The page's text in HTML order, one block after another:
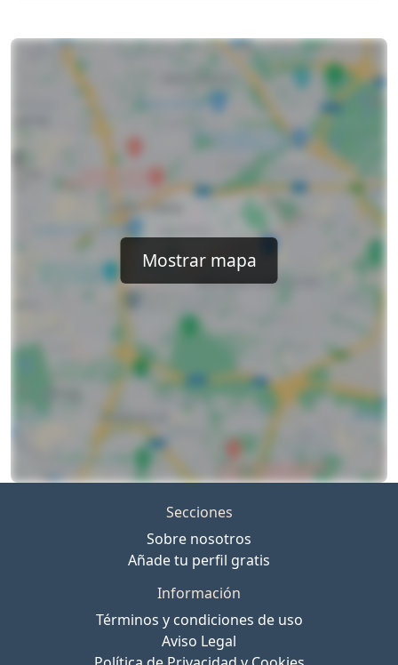
Mostrar mapa
Secciones
Sobre nosotros
Añade tu perfil gratis
Información
Términos y condiciones de uso
Aviso Legal